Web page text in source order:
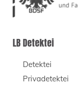
LB Detektei
Detektei
Privadetektei